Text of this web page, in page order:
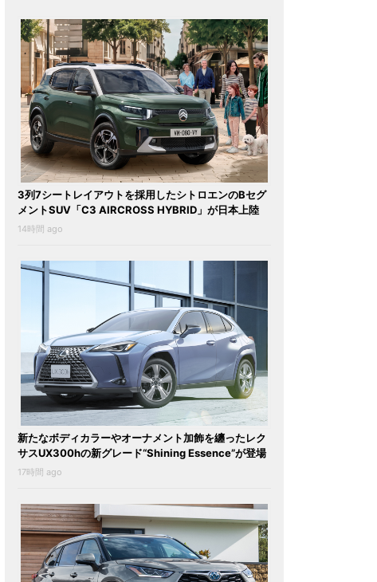
3列7シートレイアウトを採用したシトロエンのBセグ
メントSUV「C3 AIRCROSS HYBRID」が日本上陸
14時間 ago
新たなボディカラーやオーナメント加飾を纏ったレク
サスUX300hの新グレード“Shining Essence”が登場
17時間 ago